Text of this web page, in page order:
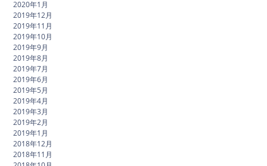
2020年1月
2019年12月
2019年11月
2019年10月
2019年9月
2019年8月
2019年7月
2019年6月
2019年5月
2019年4月
2019年3月
2019年2月
2019年1月
2018年12月
2018年11月